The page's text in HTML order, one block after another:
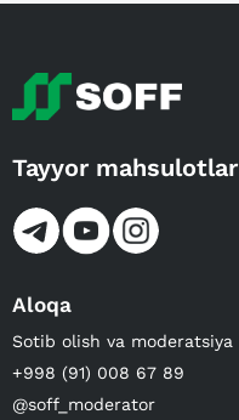
Tayyor
Aloqa
Sotib olish va moderatsiya
+998 (91) 008 67 89
@soff_moderator